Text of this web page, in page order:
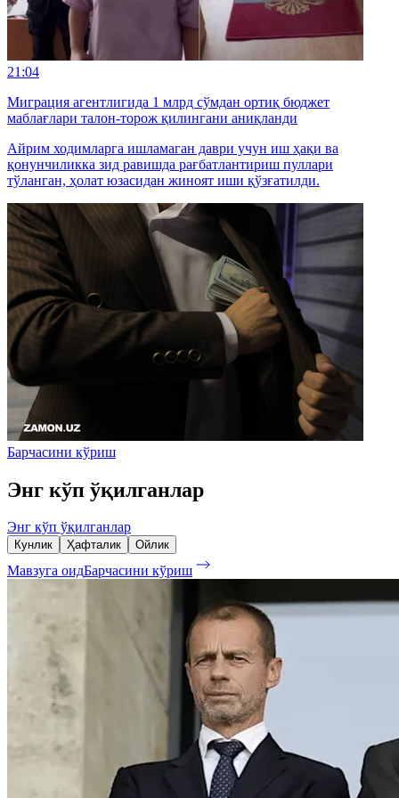
21:04
Миграция агентлигида 1 млрд сўмдан ортиқ бюджет
маблағлари талон-торож қилингани аниқланди
Айрим ходимларга ишламаган даври учун иш ҳақи ва
қонунчиликка зид равишда рағбатлантириш пуллари
тўланган, ҳолат юзасидан жиноят иши қўзғатилди.
Барчасини кўриш
Энг кўп ўқилганлар
Энг кўп ўқилганлар
Кунлик Ҳафталик Ойлик
Мавзуга оидБарчасини кўриш